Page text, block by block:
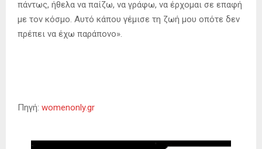
πάντως, ήθελα να παίζω, να γράφω, να έρχομαι σε επαφή
με τον κόσμο. Αυτό κάπου γέμισε τη ζωή μου οπότε δεν
πρέπει να έχω παράπονο».
Πηγή: womenonly.gr